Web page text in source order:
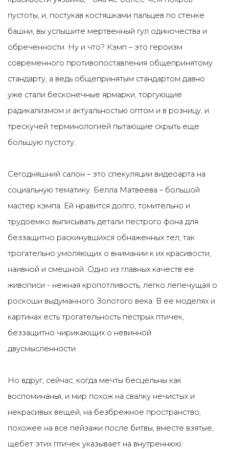
пустоты, и, постукав костяшками пальцев по стенке
башни, вы услышите мертвенный гул одиночества и
обреченности. Ну и что? Кэмп – это героизм
современного противопоставления общепринятому
стандарту, а ведь общепринятым стандартом давно
уже стали бесконечные ярмарки, торгующие
радикализмом и актуальностью оптом и в розницу, и
трескучей терминологией пытающие скрыть еще
большую пустоту.
Сегодняшний салон – это спекуляции видеоарта на
социальную тематику. Белла Матвеева – большой
мастер кэмпа. Ей нравится долго, томительно и
трудоемко выписывать детали пестрого фона для
беззащитно раскинувшихся обнаженных тел, так
трогательно умоляющих о внимании к их красивости,
наивной и смешной. Одно из главных качеств ее
живописи - нежная кропотливость, легко лепечущая о
роскоши выдуманного Золотого века. В ее моделях и
картинах есть трогательность пестрых птичек,
беззащитно чирикающих о невинной
двусмысленности.
Но вдруг, сейчас, когда мечты бесцельны как
воспоминанья, и мир похож на свалку нечистых и
некрасивых вещей, на безбрежное пространство,
похожее на все пейзажи после битвы, вместе взятые,
щебет этих птичек указывает на внутреннюю